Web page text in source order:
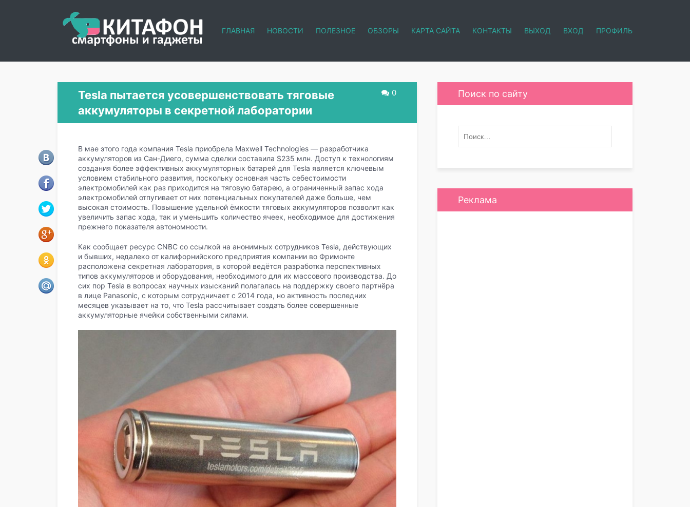
ГЛАВНАЯ НОВОСТИ ПОЛЕЗНОЕ ОБЗОРЫ КАРТА САЙТА КОНТАКТЫ ВЫХОД ВХОД ПРОФИЛЬ
0
Tesla пытается усовершенствовать тяговые
аккумуляторы в секретной лаборатории
В мае этого года компания Tesla приобрела Maxwell Technologies — разработчика
аккумуляторов из Сан-Диего, сумма сделки составила $235 млн. Доступ к технологиям
создания более эффективных аккумуляторных батарей для Tesla является ключевым
условием стабильного развития, поскольку основная часть себестоимости
электромобилей как раз приходится на тяговую батарею, а ограниченный запас хода
электромобилей отпугивает от них потенциальных покупателей даже больше, чем
высокая стоимость. Повышение удельной ёмкости тяговых аккумуляторов позволит как
увеличить запас хода, так и уменьшить количество ячеек, необходимое для достижения
прежнего показателя автономности.
Как сообщает ресурс CNBC со ссылкой на анонимных сотрудников Tesla, действующих
и бывших, недалеко от калифорнийского предприятия компании во Фримонте
расположена секретная лаборатория, в которой ведётся разработка перспективных
типов аккумуляторов и оборудования, необходимого для их массового производства. До
сих пор Tesla в вопросах научных изысканий полагалась на поддержку своего партнёра
в лице Panasonic, с которым сотрудничает с 2014 года, но активность последних
месяцев указывает на то, что Tesla рассчитывает создать более совершенные
аккумуляторные ячейки собственными силами.
Поиск по сайту
Реклама